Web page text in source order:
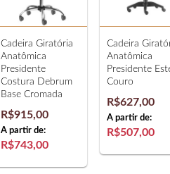
Cadeira Giratória
Anatômica
Presidente
Costura Debrum
Base Cromada
R$915,00
A partir de:
R$743,00
Cadeira
Anatômica
Presidente
Couro
R$627,00
A partir de:
R$507,00